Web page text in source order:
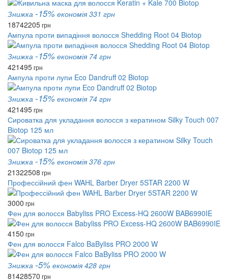
Знижка -15% економія 331 грн
18742205грн
Ампула проти випадіння волосся Shedding Root 04 Biotop
Знижка -15% економія 74 грн
421495грн
Ампула проти лупи Eco Dandruff 02 Biotop
Знижка -15% економія 74 грн
421495грн
Сироватка для укладання волосся з кератином Silky Touch 007
Biotop 125 мл
Знижка -15% економія 376 грн
21322508 грн
Профессійний фен WAHL Barber Dryer 5STAR 2200 W
3000 грн
Фен для волосся Babyliss PRO Excess-HQ 2600W BAB6990IE
4150 грн
Фен для волосся Falco BaByliss PRO 2000 W
Знижка -5% економія 428 грн
81428570 грн